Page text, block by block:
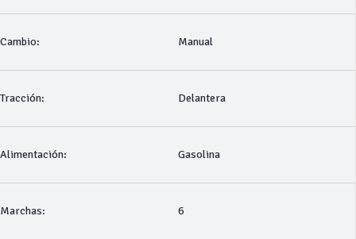
Cambio: Manual
Tracción: Delantera
Alimentación: Gasolina
Marchas: 6